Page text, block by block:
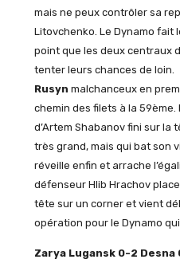
mais ne peux contrôler sa
Litovchenko. Le Dynamo fait
point que les deux centraux
tenter leurs chances de loin.
Rusyn malchanceux en
chemin des filets à la
d’Artem Shabanov fini sur la
très grand, mais qui bat son
réveille enfin et arrache
défenseur Hlib Hrachov
tête sur un corner et vient
opération pour le Dynamo
Zarya Lugansk 0-2 Desna